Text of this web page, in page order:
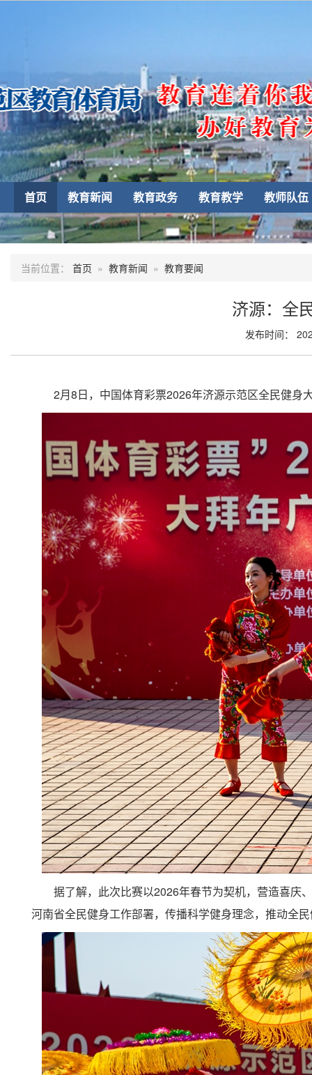
首页 教育新闻 教育政务 教育教学 教师队伍
当前位置： 首页 » 教育新闻 » 教育要闻
济源：全
发布时间：
2月8日，中国体育彩票2026年济源示范区全民健身
据了解，此次比赛以2026年春节为契机，营造喜庆
河南省全民健身工作部署，传播科学健身理念，推动全